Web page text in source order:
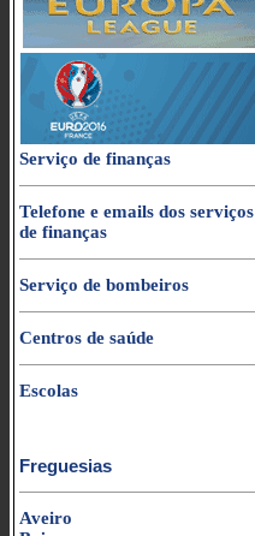
Serviço de finanças
Telefone e emails dos serviços
de finanças
Serviço de bombeiros
Centros de saúde
Escolas
Freguesias
Aveiro